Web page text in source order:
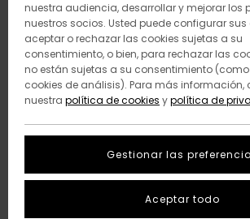
nuestra audiencia, desarrollar y mejorar los
nuestros socios. Usted puede configurar
aceptar o rechazar las cookies sujetas a su
consentimiento, o bien, para rechazar las
no están sujetas a su consentimiento
cookies de análisis). Para más información,
nuestra política de cookies ypolítica de
Gestionar las
Aceptar todo